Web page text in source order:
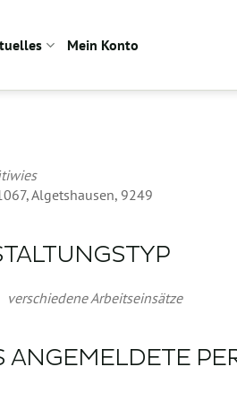
Mein Konto
Office 365
Algetshausen, 9249
verschiedene Arbeitseinsätze
ANGEMELDETE